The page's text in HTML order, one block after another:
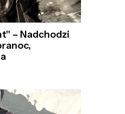
– Nadchodzi